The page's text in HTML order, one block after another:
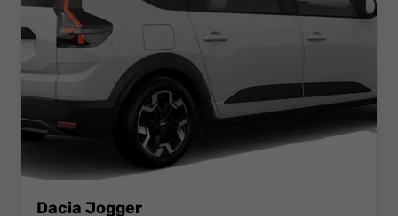
Dacia Jogger